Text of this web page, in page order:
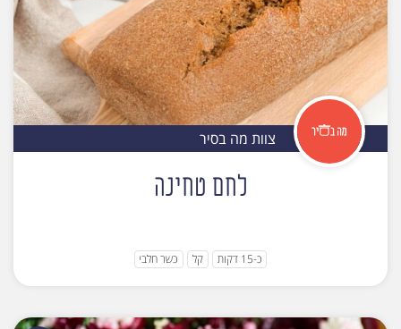
צוות מה בסיר
לחם טחינה
כ-15 דקות קל כשר חלבי